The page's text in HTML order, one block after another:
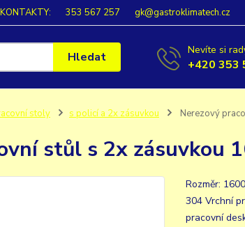
KONTAKTY: 353 567 257 gk@gastroklimatech.cz
Hledat Nevíte si
+420 353
stoly s policí a 2x zásuvkou Nerezový
stůl s 2x zásuvkou
Rozměr:
304 Vrchní
pracovní